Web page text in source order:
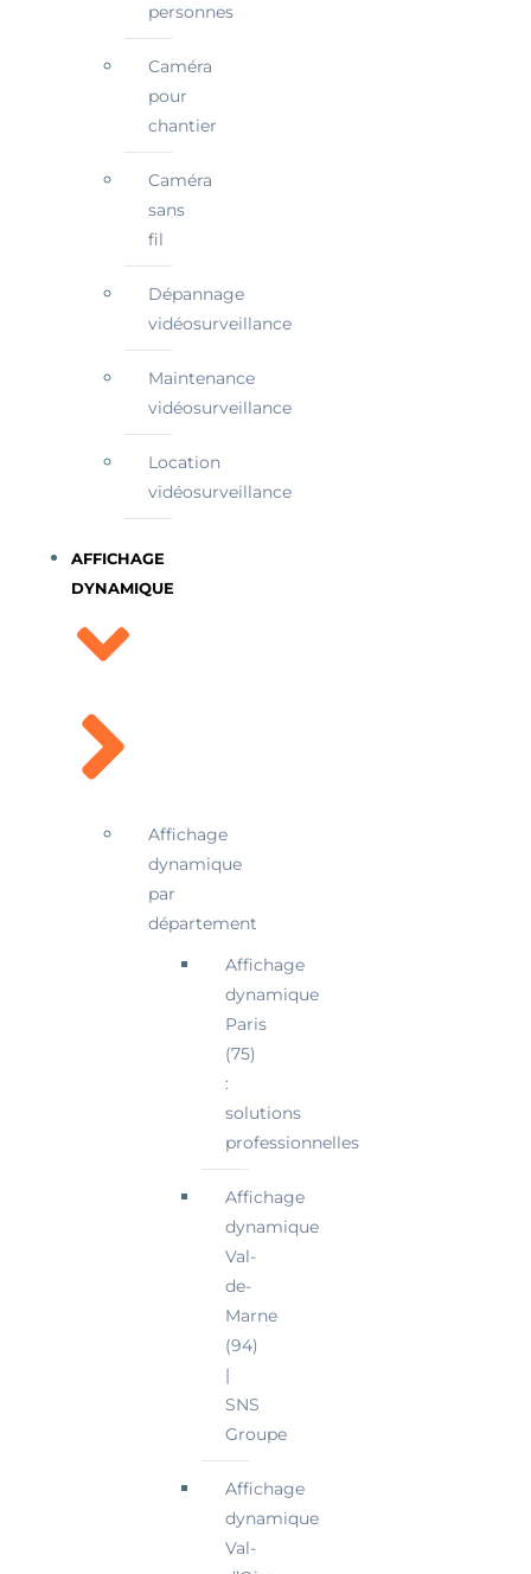
personnes
Caméra
pour
chantier
Caméra
sans
fil
Dépannage
vidéosurveillance
Maintenance
vidéosurveillance
Location
vidéosurveillance
AFFICHAGE
DYNAMIQUE
Affichage
dynamique
par
département
Affichage
dynamique
Paris
(75)
:
solutions
professionnelles
Affichage
dynamique
Val-
de-
Marne
(94)
|
SNS
Groupe
Affichage
dynamique
Val-